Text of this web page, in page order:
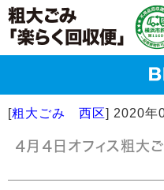
[粗大ごみ 西区] 2020年
４月４日オフィス粗大